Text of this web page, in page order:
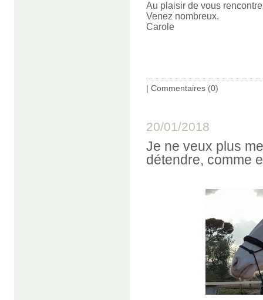
Au plaisir de vous
Venez nombreux.
Carole
| Commentaires (0)
20/01/2018
Je ne veux plus
détendre, comme